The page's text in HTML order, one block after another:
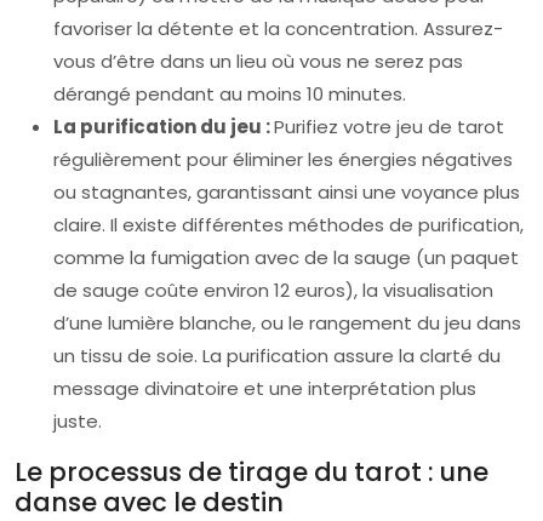
favoriser la détente et la concentration. Assurez-
vous d’être dans un lieu où vous ne serez pas
dérangé pendant au moins 10 minutes.
La purification du jeu :Purifiez votre jeu de tarot
régulièrement pour éliminer les énergies négatives
ou stagnantes, garantissant ainsi une voyance plus
claire. Il existe différentes méthodes de purification,
comme la fumigation avec de la sauge (un paquet
de sauge coûte environ 12 euros), la visualisation
d’une lumière blanche, ou le rangement du jeu dans
un tissu de soie. La purification assure la clarté du
message divinatoire et une interprétation plus
juste.
Le processus de tirage du tarot : une
danse avec le destin